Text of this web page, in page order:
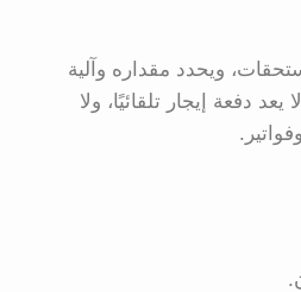
ويحدد مقداره وآلية
دفعة إيجار تلقائيًا، ولا